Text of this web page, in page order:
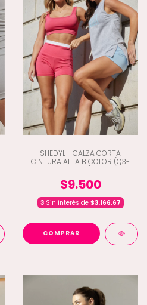
SHEDYL - CALZA CORTA
CINTURA ALTA BICOLOR (Q3-
$9.500
3Sin interés de $3.166,67
COMPRAR